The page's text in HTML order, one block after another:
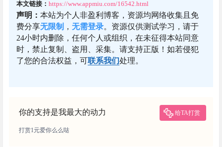
本文链接： https://www.appmiu.com/16542.html
声明： 本站为个人非盈利博客，资源均网络收集且免
费分享无限制 ， 无需登录。资源仅供测试学习，请于
24小时内删除，任何个人或组织，在未征得本站同意
时，禁止复制、盗用、采集。请支持正版！如若侵犯
了您的合法权益，可联系我们处理。
你的支持是我最大的动力 给TA打赏
打赏1元爱你么么哒